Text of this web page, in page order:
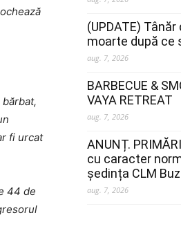
fi urcat
44 de
(UPDATE)
moarte după ce
aug. 7, 2026
BARBECUE &
VAYA RETREAT
aug. 7, 2026
ANUNȚ.
cu caracter
ședința CLM
aug. 7, 2026